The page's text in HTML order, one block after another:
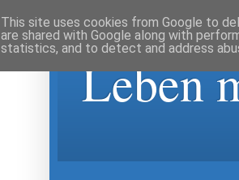
Leben
This site uses cookies from Google to
are shared with Google along with
statistics, and to detect and address